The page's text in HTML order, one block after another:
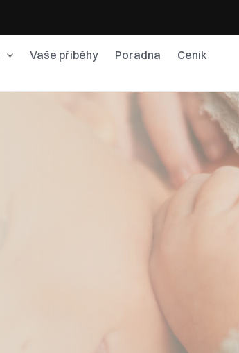
Vaše příběhy Poradna
Ceník